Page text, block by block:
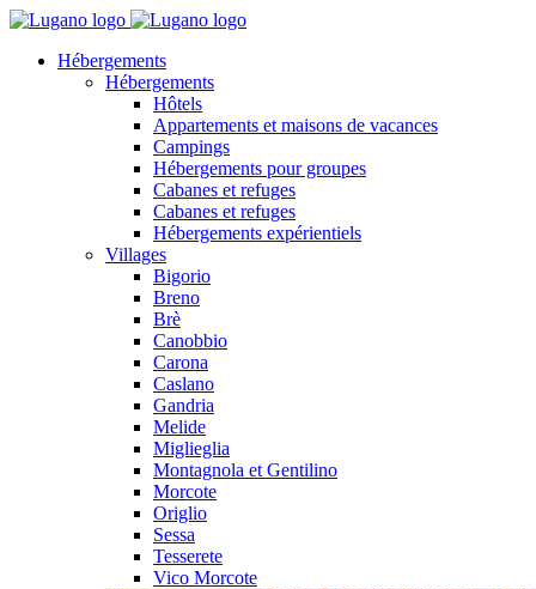
Hébergements
Hébergements
Hôtels
Appartements et maisons de vacances
Campings
Hébergements pour groupes
Cabanes et refuges
Cabanes et refuges
Hébergements expérientiels
Villages
Bigorio
Breno
Brè
Canobbio
Carona
Caslano
Gandria
Melide
Miglieglia
Montagnola et Gentilino
Morcote
Origlio
Sessa
Tesserete
Vico Morcote